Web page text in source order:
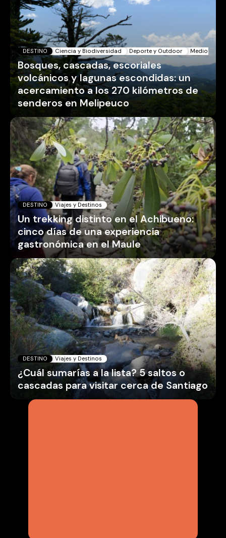
DESTINO Ciencia y Biodiversidad Deporte y Outdoor Medio
Bosques, cascadas, escoriales
volcánicos y lagunas escondidas: un
acercamiento a los 270 kilómetros de
senderos en Melipeuco
DESTINO Viajes y Destinos
Un trekking distinto en el Achibueno:
cinco días de una experiencia
gastronómica en el Maule
DESTINO Viajes y Destinos
¿Cuál sumarías a la lista? 5 saltos o
cascadas para visitar cerca de Santiago